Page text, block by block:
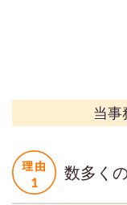
当事
数多く